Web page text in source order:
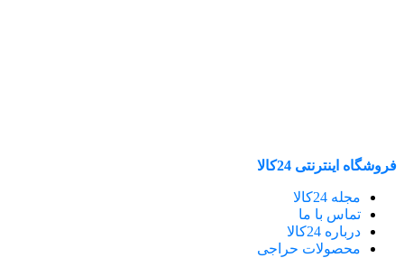
فروشگاه اینترنتی 24کالا
مجله 24کالا
تماس با ما
درباره 24کالا
محصولات حراجی